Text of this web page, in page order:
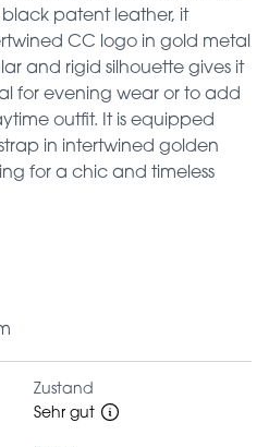
patent leather, it
CC logo in gold metal
and rigid silhouette gives it
for evening wear or to add
outfit. It is equipped
in intertwined golden
for a chic and timeless
Zustand
Sehr gut